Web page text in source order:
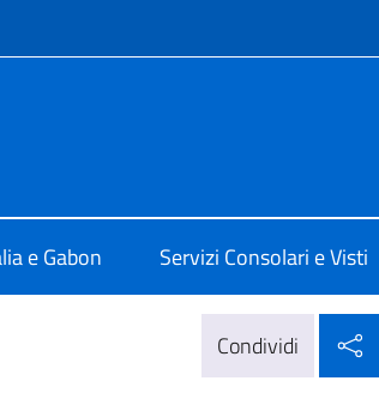
e Gabon Servizi Consolari e Visti
Condividi